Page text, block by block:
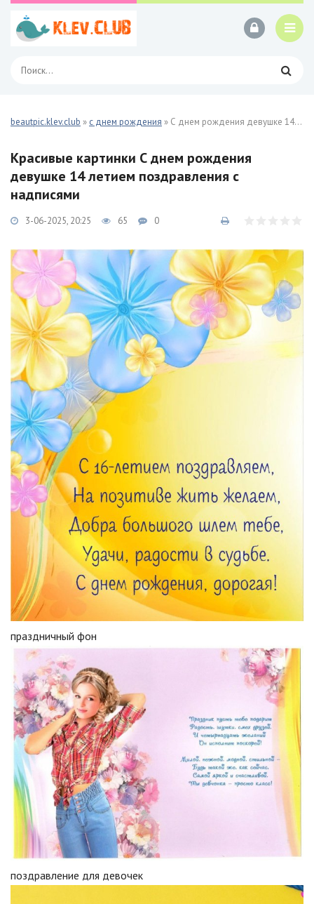
beautpic.klev.club » с днем рождения » С днем рождения девушке 14 летием поздравления 25 фото
Красивые картинки С днем рождения
девушке 14 летием поздравления с
надписями
3-06-2025, 20:25 65 0
праздничный фон
поздравление для девочек